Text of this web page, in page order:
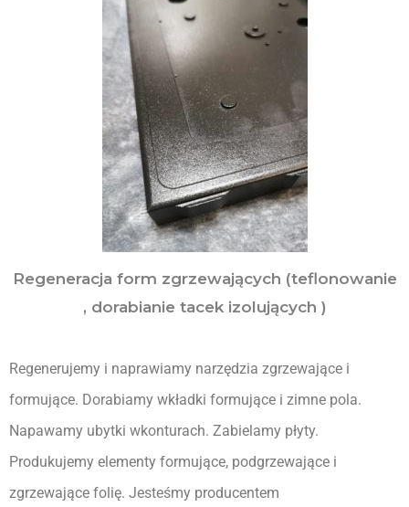
Regeneracja form zgrzewających (teflonowanie
, dorabianie tacek izolujących )
Regenerujemy i naprawiamy narzędzia zgrzewające i
formujące. Dorabiamy wkładki formujące i zimne pola.
Napawamy ubytki wkonturach. Zabielamy płyty.
Produkujemy elementy formujące, podgrzewające i
zgrzewające folię. Jesteśmy producentem